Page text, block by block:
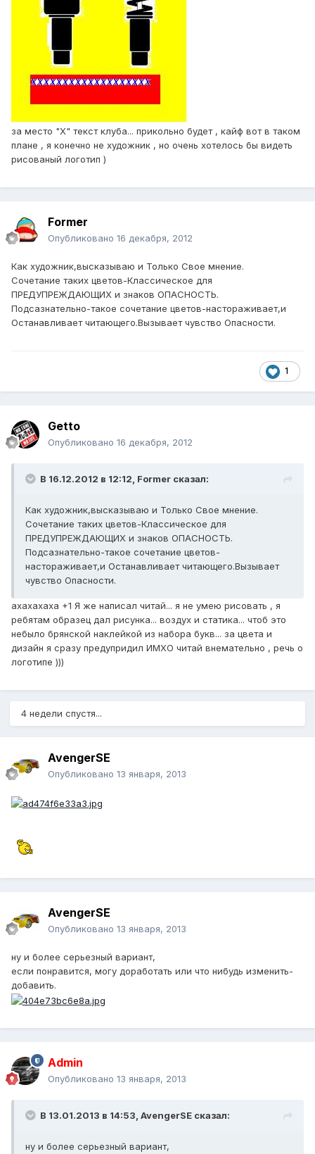
за место "Х" текст клуба... прикольно будет , кайф вот в таком
плане , я конечно не художник , но очень хотелось бы видеть
рисованый логотип )
Former
Опубликовано 16 декабря, 2012
Как художник,высказываю и Только Свое мнение.
Сочетание таких цветов-Классическое для
ПРЕДУПРЕЖДАЮЩИХ и знаков ОПАСНОСТЬ.
Подсазнательно-такое сочетание цветов-настораживает,и
Останавливает читающего.Вызывает чувство Опасности.
1
Getto
Опубликовано 16 декабря, 2012
В 16.12.2012 в 12:12, Former сказал:
Как художник,высказываю и Только Свое мнение.
Сочетание таких цветов-Классическое для
ПРЕДУПРЕЖДАЮЩИХ и знаков ОПАСНОСТЬ.
Подсазнательно-такое сочетание цветов-
настораживает,и Останавливает читающего.Вызывает
чувство Опасности.
ахахахаха +1 Я же написал читай... я не умею рисовать , я
ребятам образец дал рисунка... воздух и статика... чтоб это
небыло брянской наклейкой из набора букв... за цвета и
дизайн я сразу предупридил ИМХО читай внемательно , речь о
логотипе )))
4 недели спустя...
AvengerSE
Опубликовано 13 января, 2013
AvengerSE
Опубликовано 13 января, 2013
ну и более серьезный вариант,
если понравится, могу доработать или что нибудь изменить-
добавить.
Admin
Опубликовано 13 января, 2013
В 13.01.2013 в 14:53, AvengerSE сказал:
ну и более серьезный вариант,